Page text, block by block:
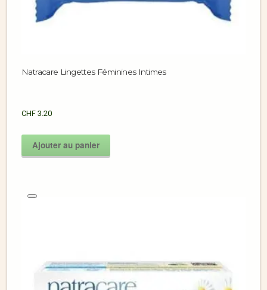
Natracare Lingettes Féminines Intimes
CHF 3.20
Ajouter au panier